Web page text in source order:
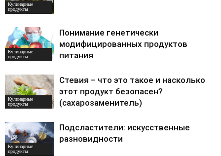
Кулинарные
продукты
Кулинарные
продукты
Понимание генетически
модифицированных продуктов
питания
Кулинарные
продукты
Стевия – что это такое и насколько
этот продукт безопасен?
(сахарозаменитель)
Кулинарные
продукты
Подсластители: искусственные
разновидности